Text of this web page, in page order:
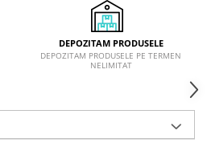
DEPOZITAM PRODUSELE
DEPOZITAM PRODUSELE PE TERMEN
NELIMITAT